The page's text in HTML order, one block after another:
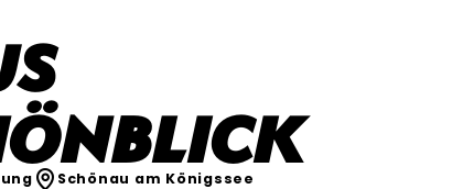
Schönau am Königssee